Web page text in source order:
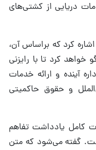
دریایی از کشتی‌های
کرد که براساس آن،
کرد تا با رایزنی
آینده و ارائه خدمات
و حقوق حاکمیتی
کامل یادداشت تفاهم
گفته می‌شود که متن